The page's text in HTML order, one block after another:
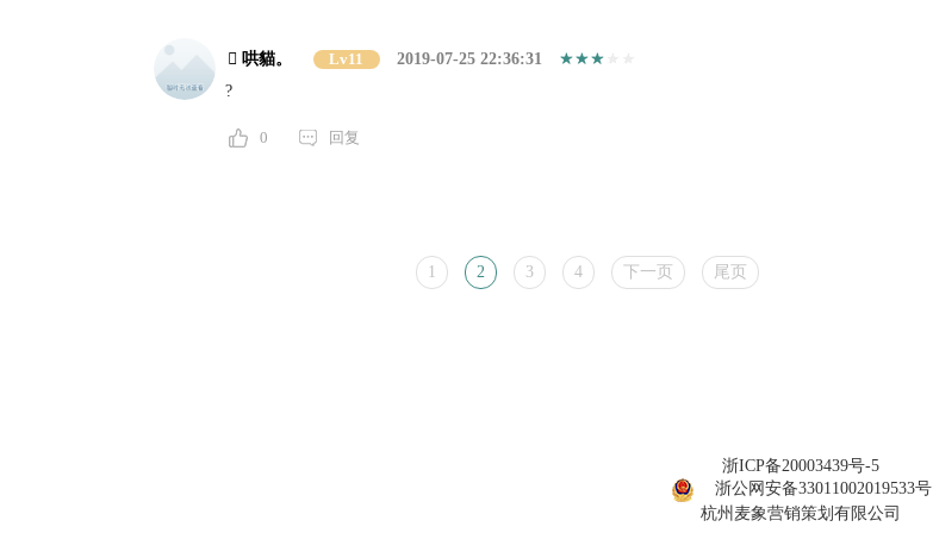
 哄貓。 Lv11
2019-07-25 22:36:31
?
0 回复
1 2 3 4 下一页 尾页
浙ICP备20003439号-5
浙公网安备33011002019533号
杭州麦象营销策划有限公司